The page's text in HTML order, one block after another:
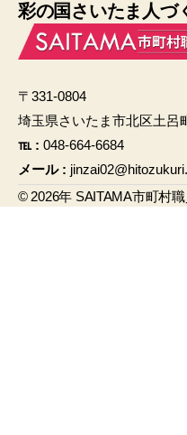
c
e
o
o
k
ail
彩の国さいたま人づ
〒331-0804
埼玉県さいたま市北区土呂
℡ : 048-664-6684
メール :
© 2026年 SAITAMA市町村